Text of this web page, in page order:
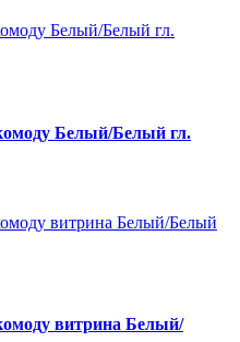
Белый/Белый гл.
витрина Белый/